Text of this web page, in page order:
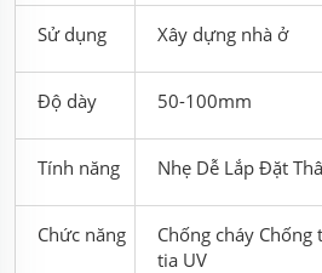
Sử dụng Xây dựng nhà ở
Độ dày 50-100mm
Tính năng Nhẹ Dễ Lắp Đặt
Chức năng
Chống cháy
tia UV